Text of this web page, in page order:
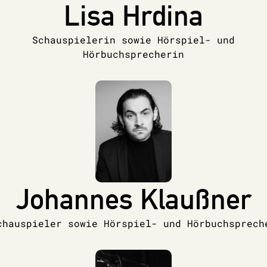
Lisa Hrdina
Schauspielerin sowie Hörspiel- und
Hörbuchsprecherin
Johannes Klaußner
sowie Hörspiel- und